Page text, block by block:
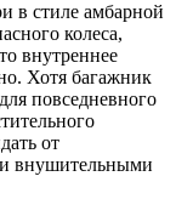
в стиле амбарной
колеса,
внутреннее
Хотя багажник
повседневного
от
внушительными